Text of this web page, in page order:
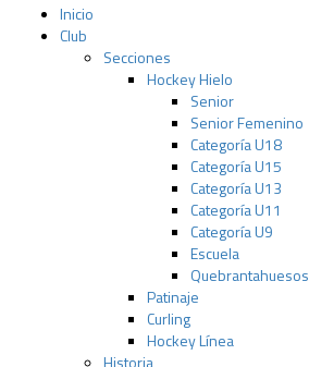
Inicio
Club
Secciones
Hockey Hielo
Senior
Senior Femenino
Categoría U18
Categoría U15
Categoría U13
Categoría U11
Categoría U9
Escuela
Quebrantahuesos
Patinaje
Curling
Hockey Línea
Historia